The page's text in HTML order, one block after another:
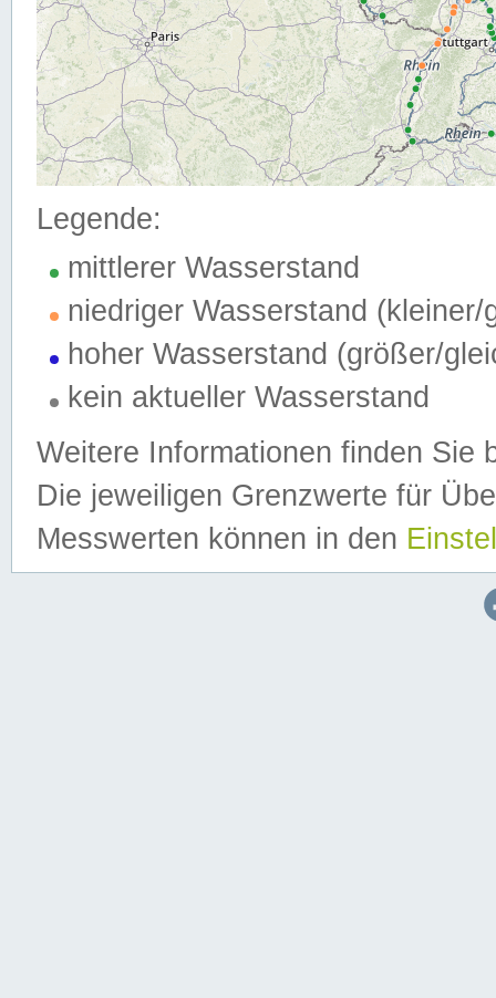
Legende:
mittlerer Wasserstand
niedriger Wasserstand (kleiner/
hoher Wasserstand (größer/
kein aktueller Wasserstand
Weitere Informationen finden Sie
Die jeweiligen Grenzwerte für
Messwerten können in den